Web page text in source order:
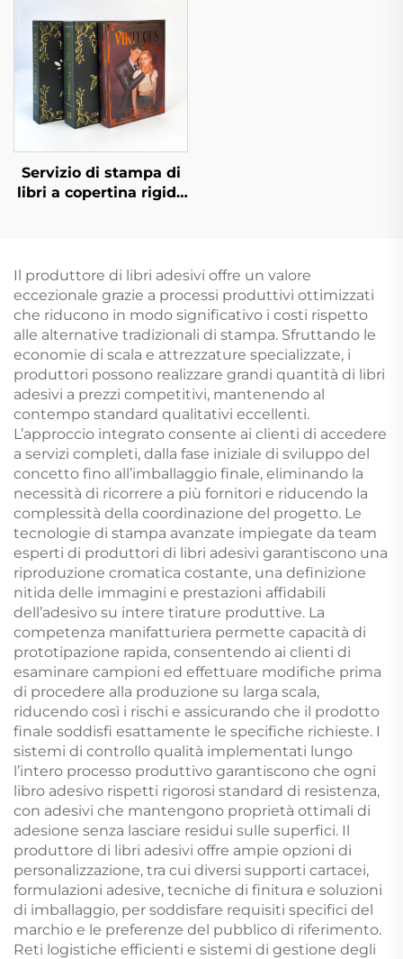
servizio di stampa
libro copertina rigida
Servizio di stampa di
libri a copertina rigida
Il produttore di libri adesivi offre un valore
eccezionale grazie a processi produttivi ottimizzati
che riducono in modo significativo i costi rispetto
alle alternative tradizionali di stampa. Sfruttando le
economie di scala e attrezzature specializzate, i
produttori possono realizzare grandi quantità di libri
adesivi a prezzi competitivi, mantenendo al
contempo standard qualitativi eccellenti.
L’approccio integrato consente ai clienti di accedere
a servizi completi, dalla fase iniziale di sviluppo del
concetto fino all’imballaggio finale, eliminando la
necessità di ricorrere a più fornitori e riducendo la
complessità della coordinazione del progetto. Le
tecnologie di stampa avanzate impiegate da team
esperti di produttori di libri adesivi garantiscono una
riproduzione cromatica costante, una definizione
nitida delle immagini e prestazioni affidabili
dell’adesivo su intere tirature produttive. La
competenza manifatturiera permette capacità di
prototipazione rapida, consentendo ai clienti di
esaminare campioni ed effettuare modifiche prima
di procedere alla produzione su larga scala,
riducendo così i rischi e assicurando che il prodotto
finale soddisfi esattamente le specifiche richieste. I
sistemi di controllo qualità implementati lungo
l’intero processo produttivo garantiscono che ogni
libro adesivo rispetti rigorosi standard di resistenza,
con adesivi che mantengono proprietà ottimali di
adesione senza lasciare residui sulle superfici. Il
produttore di libri adesivi offre ampie opzioni di
personalizzazione, tra cui diversi supporti cartacei,
formulazioni adesive, tecniche di finitura e soluzioni
di imballaggio, per soddisfare requisiti specifici del
marchio e le preferenze del pubblico di riferimento.
Reti logistiche efficienti e sistemi di gestione degli